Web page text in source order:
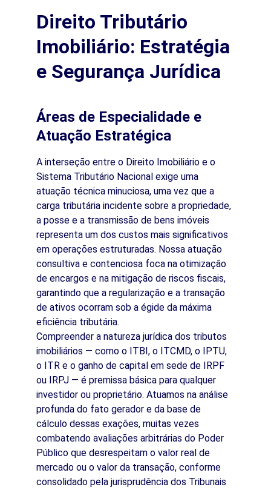
Direito Tributário
Imobiliário: Estratégia
e Segurança Jurídica
A interseção entre o Direito Imobiliário e o
Sistema Tributário Nacional exige uma
atuação técnica minuciosa, uma vez que a
carga tributária incidente sobre a propriedade,
a posse e a transmissão de bens imóveis
representa um dos custos mais significativos
em operações estruturadas. Nossa atuação
consultiva e contenciosa foca na otimização
de encargos e na mitigação de riscos fiscais,
garantindo que a regularização e a transação
de ativos ocorram sob a égide da máxima
eficiência tributária.
Compreender a natureza jurídica dos tributos
imobiliários — como o ITBI, o ITCMD, o IPTU,
o ITR e o ganho de capital em sede de IRPF
ou IRPJ — é premissa básica para qualquer
investidor ou proprietário. Atuamos na análise
profunda do fato gerador e da base de
cálculo dessas exações, muitas vezes
combatendo avaliações arbitrárias do Poder
Público que desrespeitam o valor real de
mercado ou o valor da transação, conforme
consolidado pela jurisprudência dos Tribunais
Áreas de Especialidade e
Atuação Estratégica